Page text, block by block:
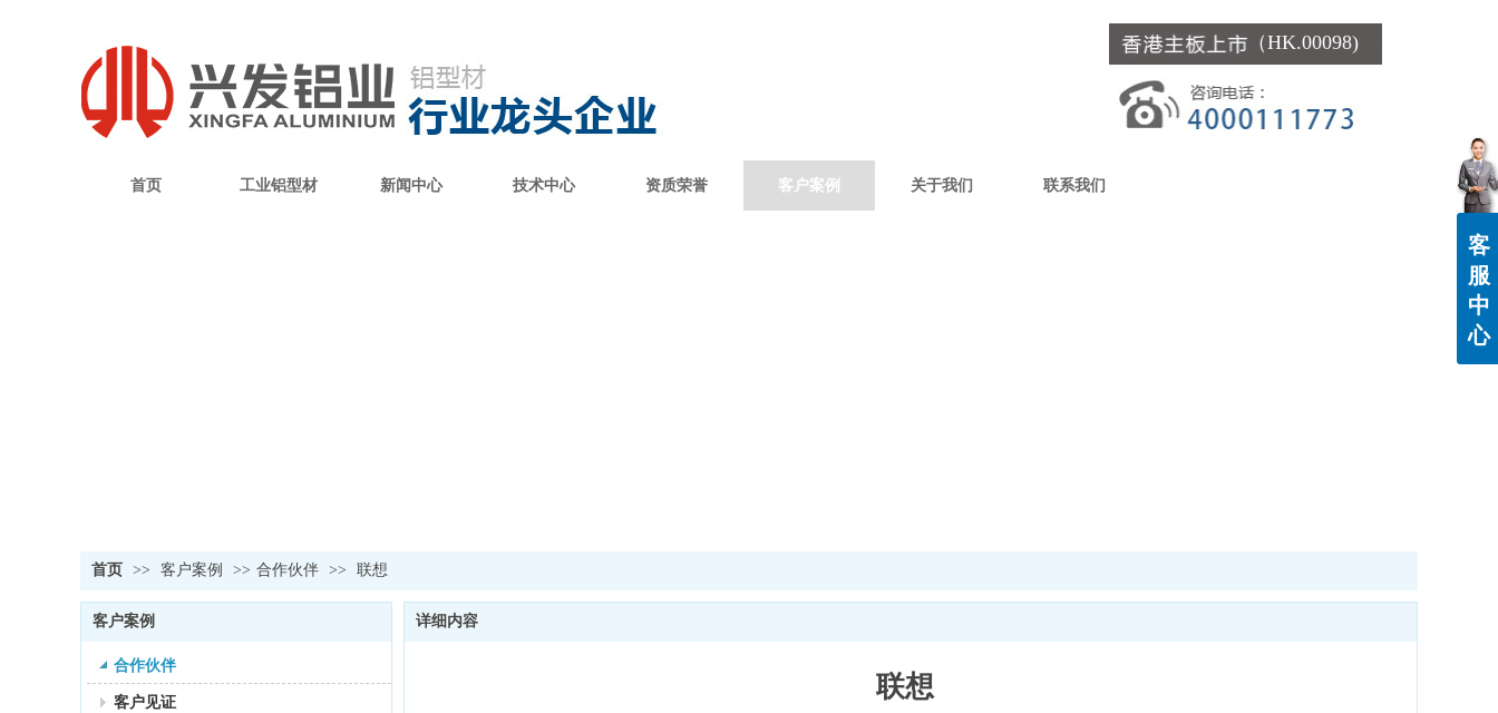
（HK.00098)
首页 工业铝型材 新闻中心 技术中心 资质荣誉 客户案例 关于我们 联系我们
首页 >> 客户案例 >> 合作伙伴 >> 联想
客户案例
合作伙伴
客户见证
详细内容
联想
客
服
中
心